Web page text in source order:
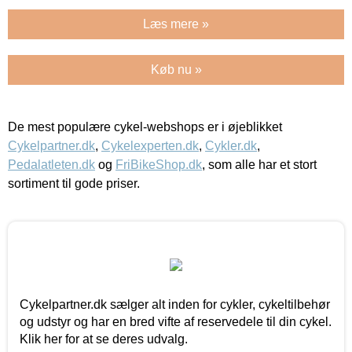
Læs mere »
Køb nu »
De mest populære cykel-webshops er i øjeblikket
Cykelpartner.dk, Cykelexperten.dk, Cykler.dk,
Pedalatleten.dk og FriBikeShop.dk, som alle har et stort
sortiment til gode priser.
Cykelpartner.dk sælger alt inden for cykler, cykeltilbehør
og udstyr og har en bred vifte af reservedele til din cykel.
Klik her for at se deres udvalg.